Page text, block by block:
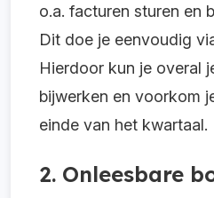
o.a. facturen sturen en
Dit doe je eenvoudig
Hierdoor kun je overal
bijwerken en voorkom
einde van het kwartaal.
2. Onleesbare